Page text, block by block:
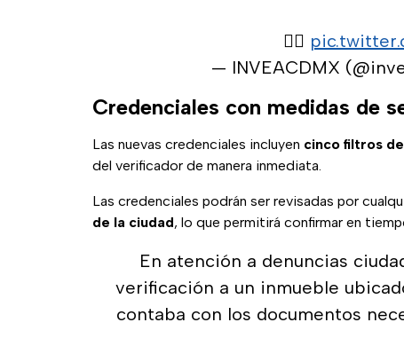
👇🏼
— INVEACDMX
Credenciales con medidas de
Las nuevas credenciales incluyen cinco filtros
del verificador de manera inmediata.
Las credenciales podrán ser revisadas por
de la ciudad, lo que permitirá confirmar en
En atención a denuncias
verificación a un inmueble
contaba con los documentos